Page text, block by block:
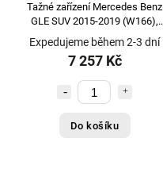
Tažné zařízení Mercedes Benz
GLE SUV 2015-2019 (W166),
pevné 2 šr., Aragon
Expedujeme během 2-3 dní
7 257 Kč
Do košíku